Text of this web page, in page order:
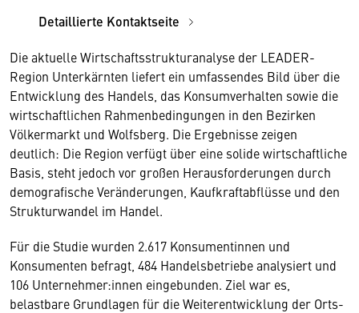
Detaillierte Kontaktseite
Die aktuelle Wirtschaftsstrukturanalyse der LEADER-
Region Unterkärnten liefert ein umfassendes Bild über die
Entwicklung des Handels, das Konsumverhalten sowie die
wirtschaftlichen Rahmenbedingungen in den Bezirken
Völkermarkt und Wolfsberg. Die Ergebnisse zeigen
deutlich: Die Region verfügt über eine solide wirtschaftliche
Basis, steht jedoch vor großen Herausforderungen durch
demografische Veränderungen, Kaufkraftabflüsse und den
Strukturwandel im Handel.
Für die Studie wurden 2.617 Konsumentinnen und
Konsumenten befragt, 484 Handelsbetriebe analysiert und
106 Unternehmer:innen eingebunden. Ziel war es,
belastbare Grundlagen für die Weiterentwicklung der Orts-